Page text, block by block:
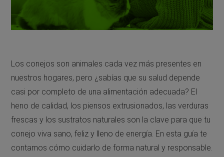
Los conejos son animales cada vez más presentes en
nuestros hogares, pero ¿sabías que su salud depende
casi por completo de una alimentación adecuada? El
heno de calidad, los piensos extrusionados, las verduras
frescas y los sustratos naturales son la clave para que tu
conejo viva sano, feliz y lleno de energía. En esta guía te
contamos cómo cuidarlo de forma natural y responsable.